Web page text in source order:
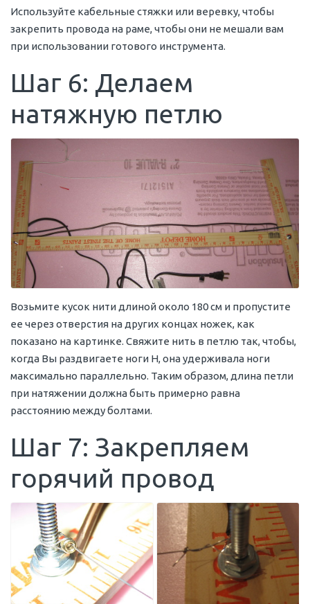
Используйте кабельные стяжки или веревку, чтобы
закрепить провода на раме, чтобы они не мешали вам
при использовании готового инструмента.
Шаг 6: Делаем
натяжную петлю
Возьмите кусок нити длиной около 180 см и пропустите
ее через отверстия на других концах ножек, как
показано на картинке. Свяжите нить в петлю так, чтобы,
когда Вы раздвигаете ноги Н, она удерживала ноги
максимально параллельно. Таким образом, длина петли
при натяжении должна быть примерно равна
расстоянию между болтами.
Шаг 7: Закрепляем
горячий провод